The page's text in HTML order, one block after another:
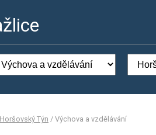
Horšovský Týn / Výchova a vzdělávání